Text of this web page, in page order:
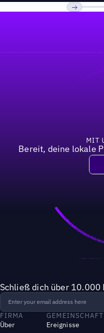
MIT
Bereit, deine lokale
Schließ dich über
FIRMA
Über
GEMEINSCHAFT
Ereignisse